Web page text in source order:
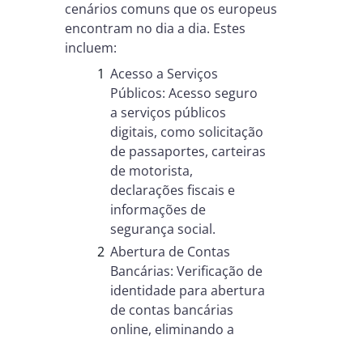
cenários comuns que os europeus
encontram no dia a dia. Estes
incluem:
Acesso a Serviços
Públicos: Acesso seguro
a serviços públicos
digitais, como solicitação
de passaportes, carteiras
de motorista,
declarações fiscais e
informações de
segurança social.
Abertura de Contas
Bancárias: Verificação de
identidade para abertura
de contas bancárias
online, eliminando a